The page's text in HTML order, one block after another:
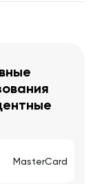
MasterCard